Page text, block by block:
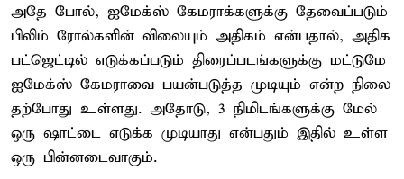
அதே போல், ஐமேக்ஸ் கேமராக்களுக்கு தேவைப்படும்
பிலிம் ரோல்களின் விலையும் அதிகம் என்பதால், அதிக
பட்ஜெட்டில் எடுக்கப்படும் திரைப்படங்களுக்கு மட்டுமே
ஐமேக்ஸ் கேமராவை பயன்படுத்த முடியும் என்ற நிலை
தற்போது உள்ளது. அதோடு, 3 நிமிடங்களுக்கு மேல்
ஒரு ஷாட்டை எடுக்க முடியாது என்பதும் இதில் உள்ள
ஒரு பின்னடைவாகும்.